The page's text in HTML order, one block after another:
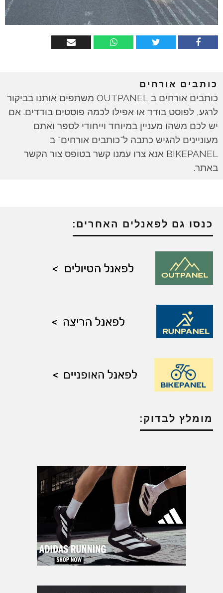
כותבים אורחים
כותבים אורחים ב OUTPANEL משתפים אותנו בביקור
לרגע, לפוסט בודד או אפילו לכמה פוסטים בודדים. אם
יש לכם משהו מעניין במיוחד וייחודי לספר ואתם
מעוניינים להגיש כתבה ל"כותבים אורחים" ב
BIKEPANEL אנא צרו עמנו קשר בטופס צור הקשר
באתר.
כנסו גם לפאנלים האחרים:
מומלץ לבדוק: